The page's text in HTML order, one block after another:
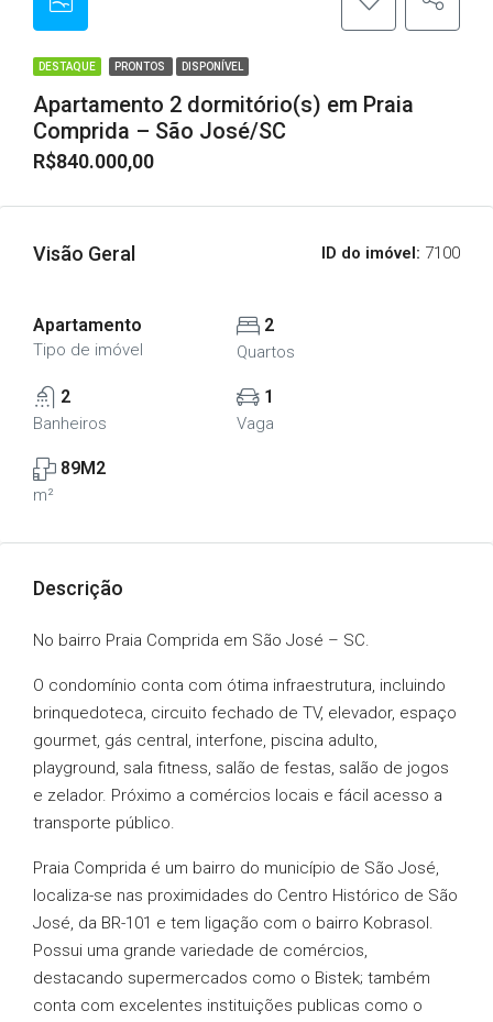
DESTAQUE PRONTOS DISPONÍVEL
Apartamento 2 dormitório(s) em Praia
Comprida – São José/SC
R$840.000,00
Visão Geral ID do imóvel: 7100
Apartamento
Tipo de imóvel
2
Quartos
2
Banheiros
1
Vaga
89M2
m²
Descrição
No bairro Praia Comprida em São José – SC.
O condomínio conta com ótima infraestrutura, incluindo
brinquedoteca, circuito fechado de TV, elevador, espaço
gourmet, gás central, interfone, piscina adulto,
playground, sala fitness, salão de festas, salão de jogos
e zelador. Próximo a comércios locais e fácil acesso a
transporte público.
Praia Comprida é um bairro do município de São José,
localiza-se nas proximidades do Centro Histórico de São
José, da BR-101 e tem ligação com o bairro Kobrasol.
Possui uma grande variedade de comércios,
destacando supermercados como o Bistek; também
conta com excelentes instituições publicas como o